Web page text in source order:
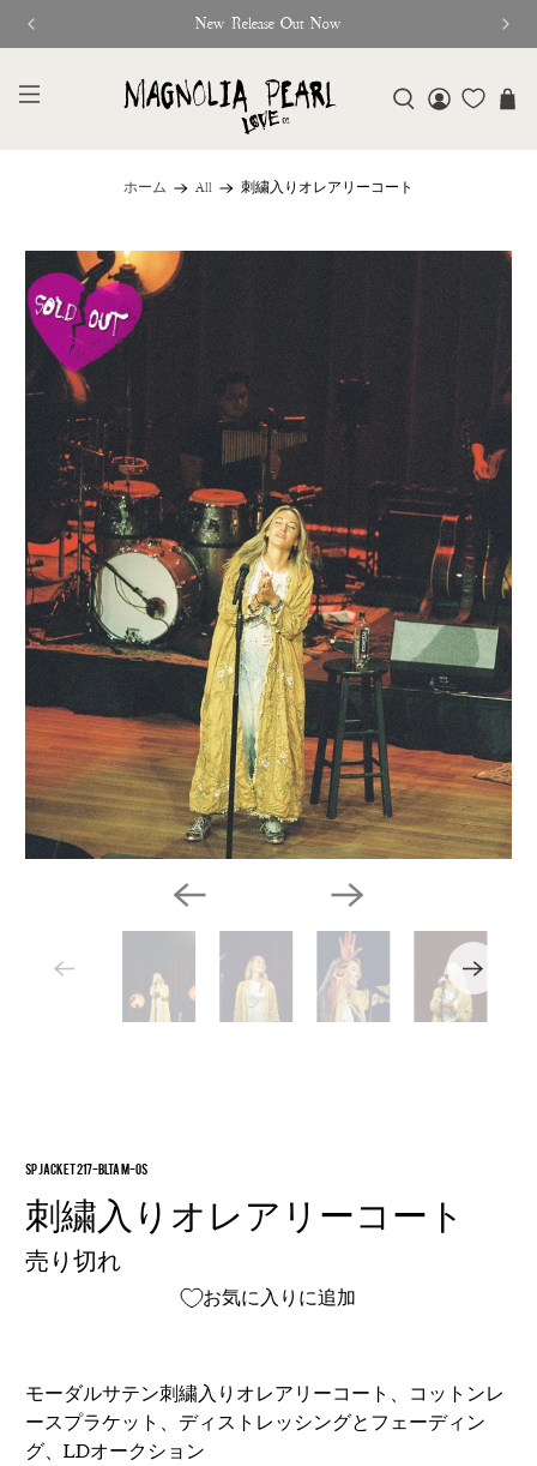
New Release Out Now
ホーム All 刺繍入りオレアリーコート
SP JACKET 217-BLTAM-OS
刺繍入りオレアリーコート
売り切れ
お気に入りに追加
モーダルサテン刺繍入りオレアリーコート、コットンレ
ースプラケット、ディストレッシングとフェーディン
グ、LDオークション